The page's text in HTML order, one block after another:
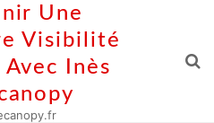
Une
Visibilité
Inès